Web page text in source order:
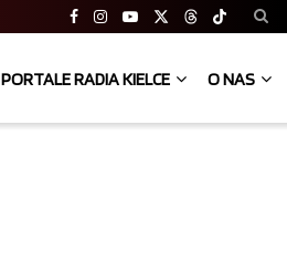
PORTALE RADIA KIELCE O NAS